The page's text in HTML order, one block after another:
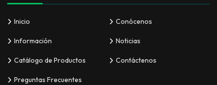
Inicio Conócenos
Información Noticias
Catálogo de Productos Contáctenos
Preguntas Frecuentes